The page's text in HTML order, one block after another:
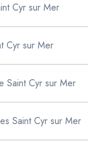
Cyr sur Mer
Cyr sur Mer
Saint Cyr sur Mer
Saint Cyr sur Mer